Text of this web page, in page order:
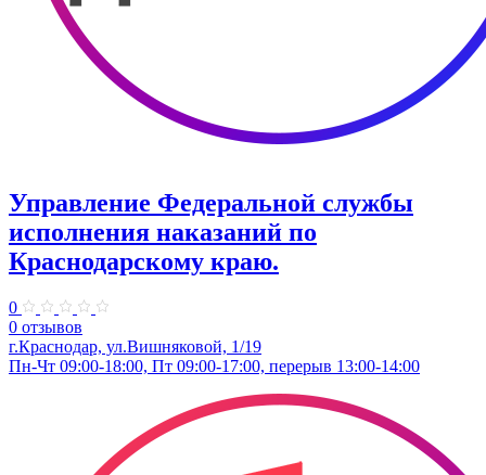
Управление Федеральной службы
исполнения наказаний по
Краснодарскому краю.
0
0 отзывов
г.Краснодар, ул.​Вишняковой, 1/19
Пн-Чт 09:00-18:00, Пт 09:00-17:00, перерыв 13:00-14:00